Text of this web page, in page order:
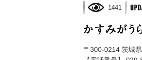
1441
〒300-0214 茨城